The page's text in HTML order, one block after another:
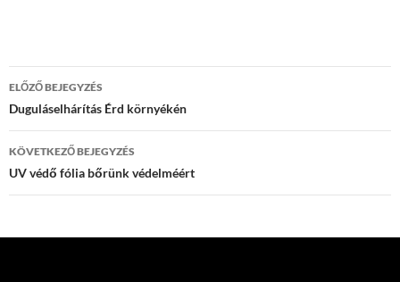
Bejegyzés
navigáció
ELŐZŐ BEJEGYZÉS
Duguláselhárítás Érd környékén
KÖVETKEZŐ BEJEGYZÉS
UV védő fólia bőrünk védelméért